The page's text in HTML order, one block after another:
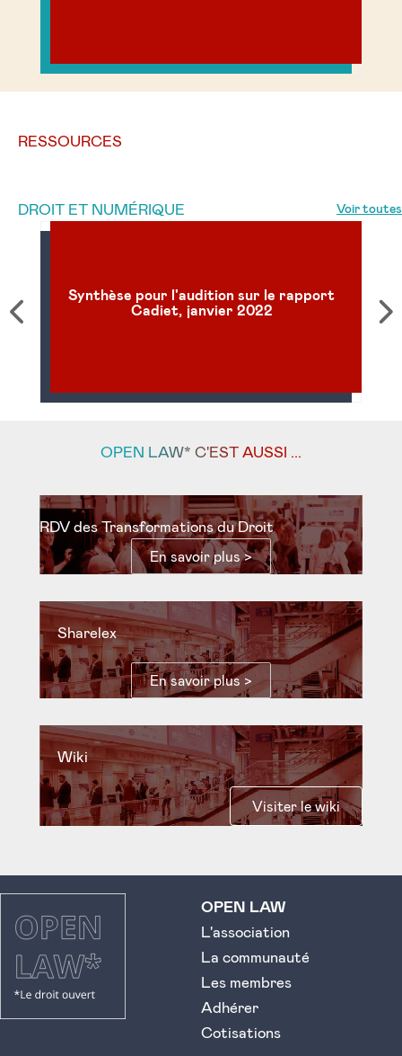
RESSOURCES
DROIT ET NUMÉRIQUE Voir toutes
Synthèse pour l'audition sur le rapport
Cadiet, janvier 2022
OPEN LAW* C'EST AUSSI ...
RDV des Transformations du Droit
En savoir plus >
Sharelex
En savoir plus >
Wiki
Visiter le wiki
OPEN LAW
L'association
La communauté
Les membres
Adhérer
Cotisations